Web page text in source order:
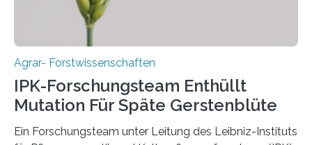
Agrar- Forstwissenschaften
IPK-Forschungsteam Enthüllt
Mutation Für Späte Gerstenblüte
Ein Forschungsteam unter Leitung des Leibniz-Instituts